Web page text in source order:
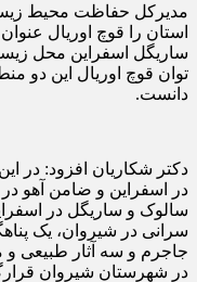
مدیرکل حفاظت محیط
استان را قوچ اوریال
ساریگل اسفراین محل
توان قوچ اوریال این دو
دانست.
دکتر شکاریان افزود: در
در اسفراین و ضامن آهو
سالوک و ساریگل در
سرانی در شیروان، یک
جاجرم و سه آثار طبیعی و
در شهرستان شیروان